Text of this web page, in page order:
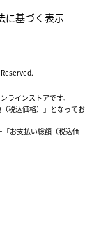
に基づく表示
ラインストアです。
税込価格）」となってお
お支払い総額（税込価